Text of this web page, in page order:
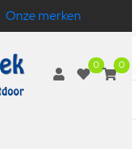
Onze merken
0 0